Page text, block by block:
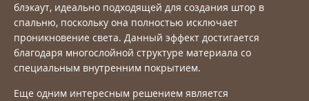
блэкаут, идеально подходящей для создания штор в
спальню, поскольку она полностью исключает
проникновение света. Данный эффект достигается
благодаря многослойной структуре материала со
специальным внутренним покрытием.
Еще одним интересным решением является